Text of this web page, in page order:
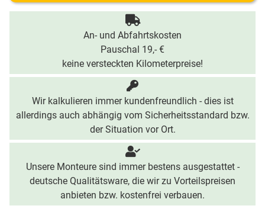
An- und Abfahrtskosten
Pauschal 19,- €
keine versteckten Kilometerpreise!
Wir kalkulieren immer kundenfreundlich - dies ist
allerdings auch abhängig vom Sicherheitsstandard bzw.
der Situation vor Ort.
Unsere Monteure sind immer bestens ausgestattet -
deutsche Qualitätsware, die wir zu Vorteilspreisen
anbieten bzw. kostenfrei verbauen.